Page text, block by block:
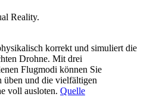
Reality.
korrekt und simuliert die
Drohne. Mit drei
Flugmodi können Sie
üben und die vielfältigen
voll ausloten. Quelle